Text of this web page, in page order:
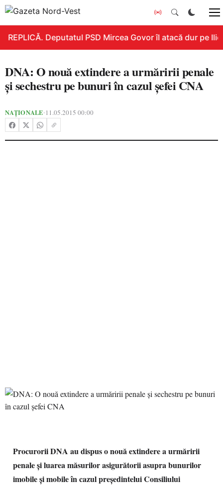
REPLICĂ. Deputatul PSD Mircea Govor îl atacă dur pe
DNA: O nouă extindere a urmăririi penale
și sechestru pe bunuri în cazul șefei CNA
NAȚIONALE•11.05.2015 00:00
Procurorii DNA au dispus o nouă extindere a urmăririi
penale și luarea măsurilor asigurătorii asupra bunurilor
imobile și mobile în cazul președintelui Consiliului